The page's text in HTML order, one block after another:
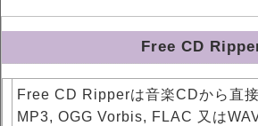
Free CD
Free CD Ripperは音楽CDから直
MP3, OGG Vorbis, FLAC 又は